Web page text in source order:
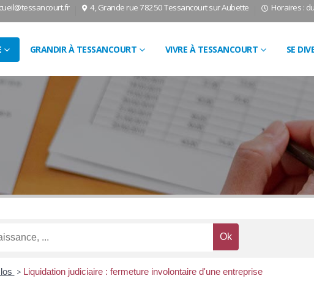
4, Grande rue 78250 Tessancourt sur Aubette Horaires :
GRANDIR À TESSANCOURT VIVRE À TESSANCOURT SE
> Liquidation judiciaire : fermeture involontaire d'une entreprise